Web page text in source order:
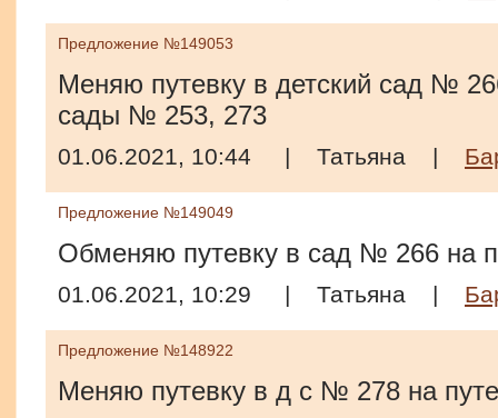
Предложение №149053
Меняю путевку в детский сад №
сады № 253, 273
01.06.2021, 10:44 | Татьяна |
Предложение №149049
Обменяю путевку в сад № 266 на
01.06.2021, 10:29 | Татьяна |
Предложение №148922
Меняю путевку в д с № 278 на